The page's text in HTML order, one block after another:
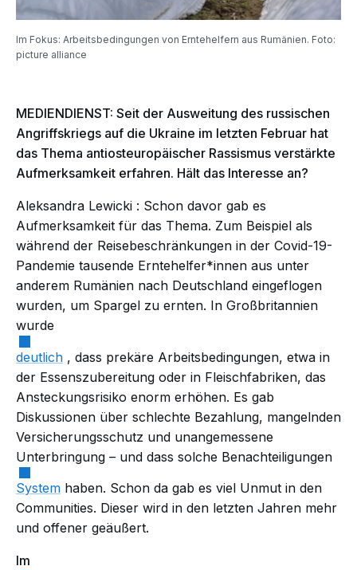
Im Fokus: Arbeitsbedingungen von Erntehelfern aus Rumänien. Foto:
picture alliance
MEDIENDIENST: Seit der Ausweitung des russischen
Angriffskriegs auf die Ukraine im letzten Februar hat
das Thema antiosteuropäischer Rassismus verstärkte
Aufmerksamkeit erfahren. Hält das Interesse an?
Aleksandra Lewicki : Schon davor gab es
Aufmerksamkeit für das Thema. Zum Beispiel als
während der Reisebeschränkungen in der Covid-19-
Pandemie tausende Erntehelfer*innen aus unter
anderem Rumänien nach Deutschland eingeflogen
wurden, um Spargel zu ernten. In Großbritannien
wurde
deutlich , dass prekäre Arbeitsbedingungen, etwa in
der Essenszubereitung oder in Fleischfabriken, das
Ansteckungsrisiko enorm erhöhen. Es gab
Diskussionen über schlechte Bezahlung, mangelnden
Versicherungsschutz und unangemessene
Unterbringung – und dass solche Benachteiligungen
System haben. Schon da gab es viel Unmut in den
Communities. Dieser wird in den letzten Jahren mehr
und offener geäußert.
Im